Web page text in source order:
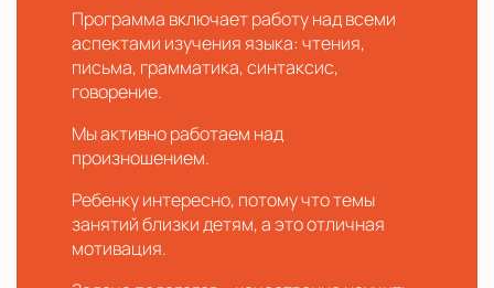
Программа включает работу над всеми
аспектами изучения языка: чтения,
письма, грамматика, синтаксис,
говорение.
Мы активно работаем над
произношением.
Ребенку интересно, потому что темы
занятий близки детям, а это отличная
мотивация.